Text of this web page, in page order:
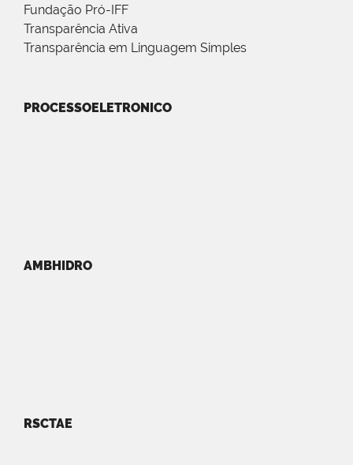
Fundação Pró-IFF
Transparência Ativa
Transparência em Linguagem Simples
PROCESSOELETRONICO
AMBHIDRO
RSCTAE